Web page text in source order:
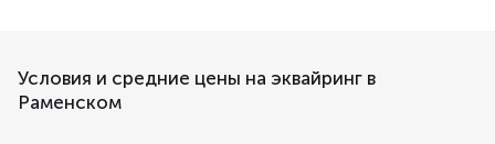
Условия и средние цены на эквайринг в
Раменском